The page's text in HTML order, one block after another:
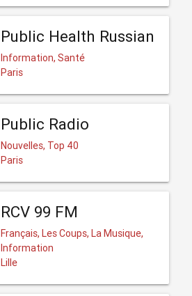
Public Health Russian
Information, Santé
Paris
Public Radio
Nouvelles, Top 40
Paris
RCV 99 FM
Français, Les Coups, La Musique,
Information
Lille